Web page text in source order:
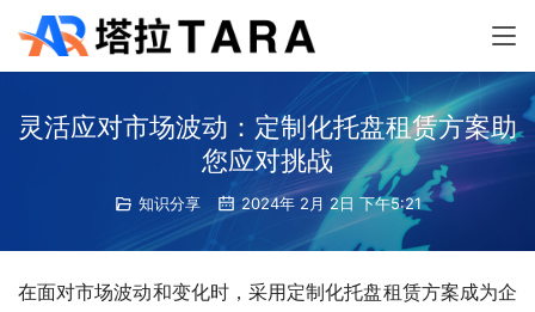
灵活应对市场波动：定制化托盘租赁方案助
您应对挑战
知识分享 2024年 2月 2日 下午5:21
在面对市场波动和变化时，采用定制化托盘租赁方案成为企